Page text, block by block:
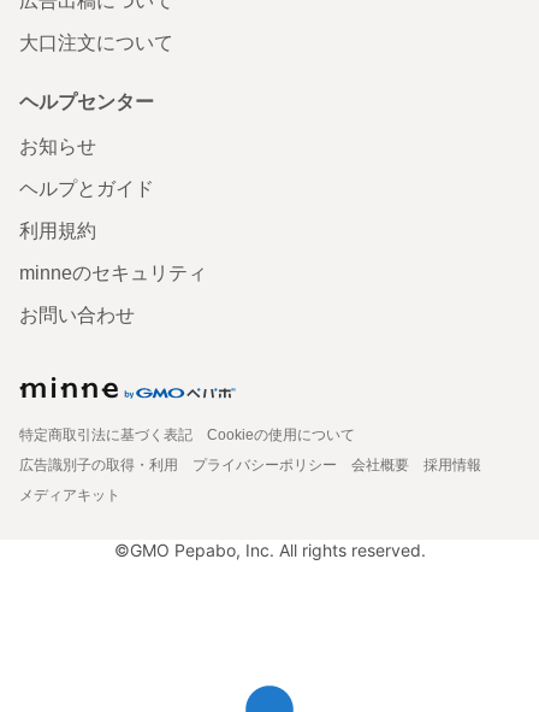
大口注文について
ヘルプセンター
お知らせ
ヘルプとガイド
利用規約
minneのセキュリティ
お問い合わせ
特定商取引法に基づく表記
Cookieの使用について
広告識別子の取得・利用
プライバシーポリシー 会社概要
採用情報
メディアキット
©GMO Pepabo, Inc. All rights reserved.